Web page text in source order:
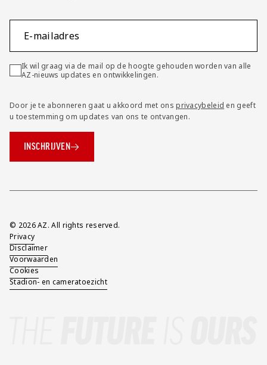
E-mailadres
Ik wil graag via de mail op de hoogte gehouden worden van alle
AZ-nieuws updates en ontwikkelingen.
Door je te abonneren gaat u akkoord met onsprivacybeleid en geeft
u toestemming om updates van ons te ontvangen.
INSCHRIJVEN
Overig
© 2026 AZ. All rights reserved.
Privacy
Disclaimer
Voorwaarden
Cookies
Stadion- en cameratoezicht